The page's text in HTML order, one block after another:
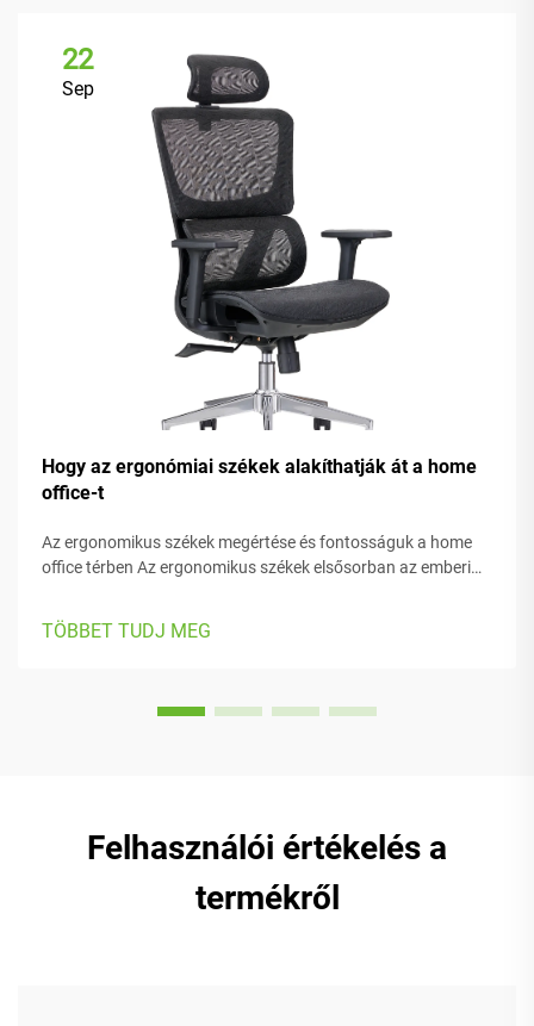
22
Sep
Hogy az ergonómiai székek alakíthatják át a home
office-t
Az ergonomikus székek megértése és fontosságuk a home
office térben Az ergonomikus székek elsősorban az emberi
állítható komponenssel, amelyek különböző testfelépítéshez
és preferenciákhoz is igazodnak. A legtöbb modell
TÖBBET TUDJ MEG
Felhasználói értékelés a
termékről